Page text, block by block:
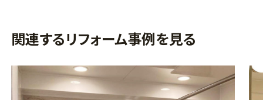
関連するリフォーム事例を見る